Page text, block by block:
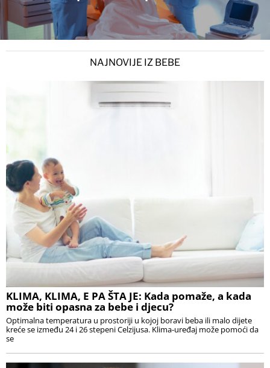
NAJNOVIJE IZ BEBE
KLIMA, KLIMA, E PA ŠTA JE: Kada pomaže, a kada
može biti opasna za bebe i djecu?
Optimalna temperatura u prostoriji u kojoj boravi beba ili malo dijete
kreće se između 24 i 26 stepeni Celzijusa. Klima-uređaj može pomoći da
se